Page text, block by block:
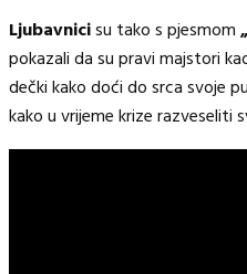
Ljubavnicisu tako s pjesmom
pokazali da su pravi majstori
dečki kako doći do srca svoje
kako u vrijeme krize razveseliti